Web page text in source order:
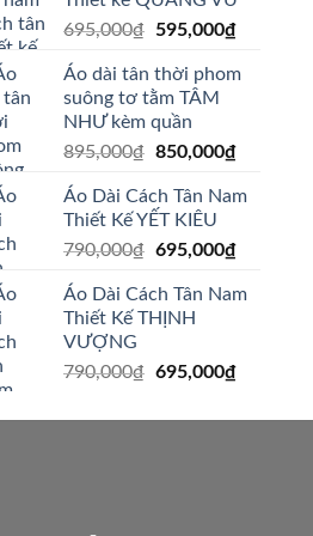
695,000₫
Giá
là:
695,000₫.
595,000₫Giá
tại
Áo dài tân thời phom
suông tơ tằm TÂM
NHƯ kèm quần
895,000₫ Giá
là:
895,000₫.
850,000₫Giá
tại
850,000₫.
Áo Dài Cách Tân Nam
Thiết Kế YẾT KIÊU
790,000₫ Giá
là:
790,000₫.
695,000₫Giá
tại
Áo Dài Cách Tân Nam
Thiết Kế THỊNH
VƯỢNG
790,000₫ Giá
là:
695,000₫Giá
tại